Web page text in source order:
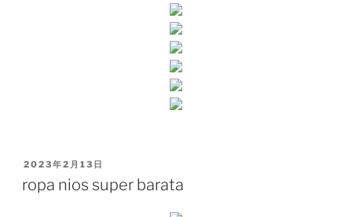
PUBLICADO
2023年2月13日
ropa nios super barata